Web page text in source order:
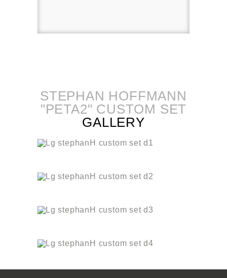
STEPHAN HOFFMANN
"PETA2" CUSTOM SET
GALLERY